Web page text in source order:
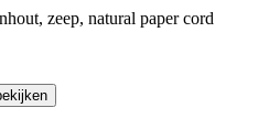
zeep, natural paper cord